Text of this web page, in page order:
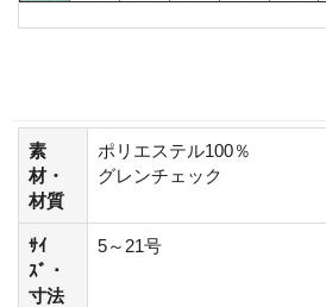
素
材・
材質
ポリエステル100％
グレンチェック
ｻｲ
ｽﾞ・
寸法
5～21号